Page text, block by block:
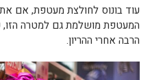
עוד בונוס לחולצת מעטפת, אם
המעטפת מושלמת גם למטרה
הרבה אחרי ההריון.